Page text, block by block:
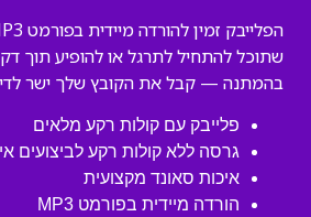
שתוכל להתחיל לתרגל או להופיע תוך
בהמתנה — קבל את הקובץ שלך ישר
פלייבק עם קולות רקע מלאים
גרסה ללא קולות רקע לביצועים
איכות סאונד מקצועית
הורדה מיידית בפורמט MP3